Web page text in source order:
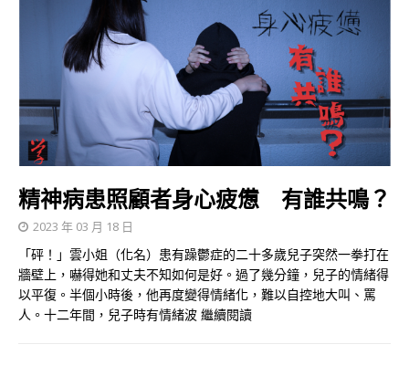
精神病患照顧者身心疲憊 有誰共鳴？
2023 年 03 月 18 日
「砰！」雲小姐（化名）患有躁鬱症的二十多歲兒子突然一拳打在
牆壁上，嚇得她和丈夫不知如何是好。過了幾分鐘，兒子的情緒得
以平復。半個小時後，他再度變得情緒化，難以自控地大叫、罵
人。十二年間，兒子時有情緒波 繼續閱讀